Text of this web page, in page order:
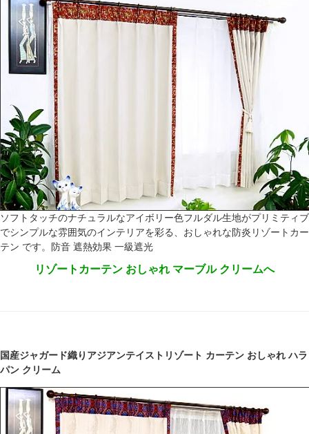
ソフトタッチのナチュラルなアイボリー色フルダル生地がプリミティブ
でシンプルな雰囲気のインテリアを彩る、おしゃれな防炎リゾートカー
テン です。防音 遮熱効果 一級遮光
リゾートカーテン おしゃれ マーブル クリームへ
国産ジャガード織りアジアンテイストリゾート カーテン おしゃれ ハラ
パン クリーム